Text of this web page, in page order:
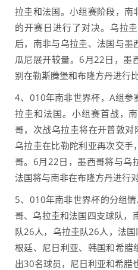
拉圭和法国。小组赛阶段，南
的开赛日进行了对决。乌拉
后，南非与乌拉圭、法国与墨
瓜尼展开较量。6月22日，墨
别在勒斯腾堡和布隆方丹进行比
4、010年南非世界杯，A组参
拉圭和法国。小组赛首战，
哥，次战乌拉圭将在开普敦
乌拉圭在比勒陀利亚再次交手
哥。6月22日，墨西哥将与乌
法国将与南非在布隆方丹进行对
5、010年南非世界杯的分组
哥、乌拉圭和法国四支球队，
队26人，乌拉圭队26人，法
根廷、尼日利亚、韩国和希腊
出30名球员，尼日利亚和希腊